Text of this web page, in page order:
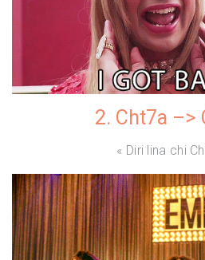
2. Cht7a –>
« Diri lina chi